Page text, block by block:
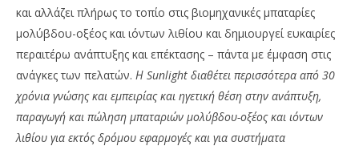
και αλλάζει πλήρως το τοπίο στις βιομηχανικές μπαταρίες
μολύβδου-οξέος και ιόντων λιθίου και δημιουργεί ευκαιρίες
περαιτέρω ανάπτυξης και επέκτασης – πάντα με έμφαση στις
ανάγκες των πελατών. Η Sunlight διαθέτει περισσότερα από 30
χρόνια γνώσης και εμπειρίας και ηγετική θέση στην ανάπτυξη,
παραγωγή και πώληση μπαταριών μολύβδου-οξέος και ιόντων
λιθίου για εκτός δρόμου εφαρμογές και για συστήματα